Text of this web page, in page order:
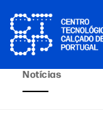
Notícias